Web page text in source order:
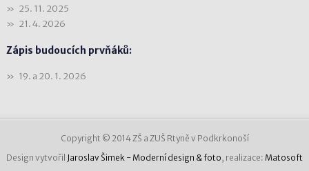
25. 11. 2025
21. 4. 2026
Zápis budoucích prvňáků:
19. a 20. 1. 2026
Copyright © 2014 ZŠ a ZUŠ Rtyně v Podkrkonoší
Design vytvořil Jaroslav Šimek - Moderní design & foto, realizace: Matosoft